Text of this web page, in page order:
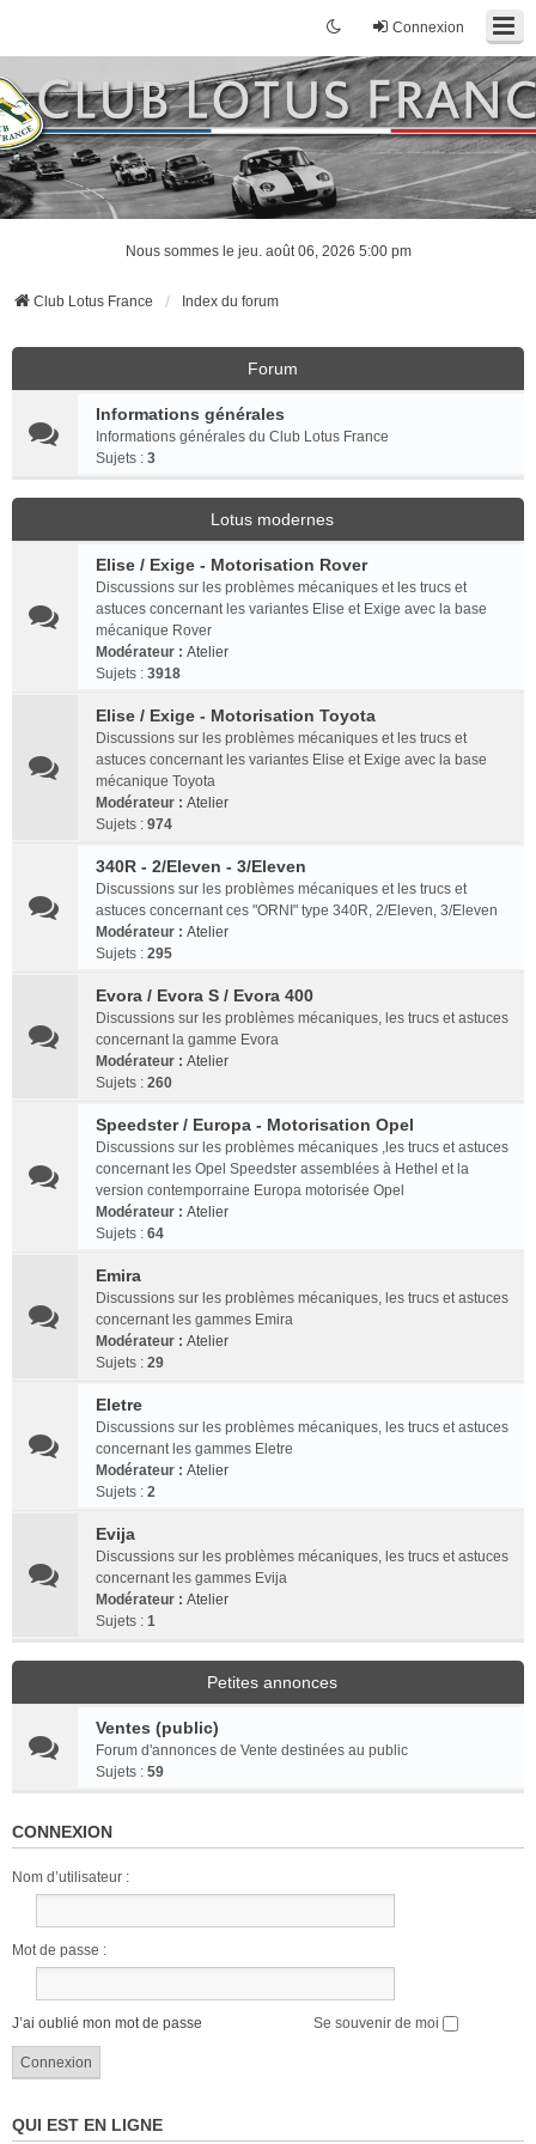
Connexion
Nous sommes le jeu. août 06, 2026 5:00 pm
Club Lotus France Index du forum
Forum
Informations générales
Informations générales du Club Lotus France
Sujets : 3
Lotus modernes
Elise / Exige - Motorisation Rover
Discussions sur les problèmes mécaniques et les trucs et
astuces concernant les variantes Elise et Exige avec la base
mécanique Rover
Modérateur : Atelier
Sujets : 3918
Elise / Exige - Motorisation Toyota
Discussions sur les problèmes mécaniques et les trucs et
astuces concernant les variantes Elise et Exige avec la base
mécanique Toyota
Modérateur : Atelier
Sujets : 974
340R - 2/Eleven - 3/Eleven
Discussions sur les problèmes mécaniques et les trucs et
astuces concernant ces "ORNI" type 340R, 2/Eleven, 3/Eleven
Modérateur : Atelier
Sujets : 295
Evora / Evora S / Evora 400
Discussions sur les problèmes mécaniques, les trucs et astuces
concernant la gamme Evora
Modérateur : Atelier
Sujets : 260
Speedster / Europa - Motorisation Opel
Discussions sur les problèmes mécaniques ,les trucs et astuces
concernant les Opel Speedster assemblées à Hethel et la
version contemporraine Europa motorisée Opel
Modérateur : Atelier
Sujets : 64
Emira
Discussions sur les problèmes mécaniques, les trucs et astuces
concernant les gammes Emira
Modérateur : Atelier
Sujets : 29
Eletre
Discussions sur les problèmes mécaniques, les trucs et astuces
concernant les gammes Eletre
Modérateur : Atelier
Sujets : 2
Evija
Discussions sur les problèmes mécaniques, les trucs et astuces
concernant les gammes Evija
Modérateur : Atelier
Sujets : 1
Petites annonces
Ventes (public)
Forum d'annonces de Vente destinées au public
Sujets : 59
CONNEXION
Nom d’utilisateur :
Mot de passe :
J’ai oublié mon mot de passe Se souvenir de moi
QUI EST EN LIGNE